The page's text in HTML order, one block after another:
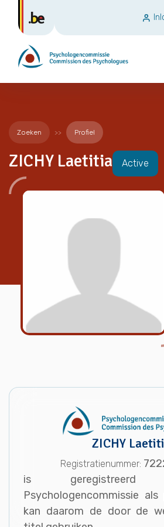
Zoeken Profiel
ZICHY Laetitia Active
ZICHY
Registratienummer:
is
Psychologencommissie
kan daarom de door de